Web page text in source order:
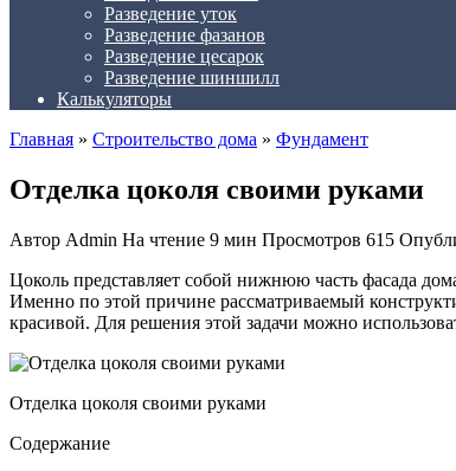
Разведение уток
Разведение фазанов
Разведение цесарок
Разведение шиншилл
Калькуляторы
Главная » Строительство дома » Фундамент
Отделка цоколя своими руками
Автор Admin На чтение 9 мин Просмотров 615
Цоколь представляет собой нижнюю часть фасада
Именно по этой причине рассматриваемый
красивой. Для решения этой задачи можно
Отделка цоколя своими руками
Содержание